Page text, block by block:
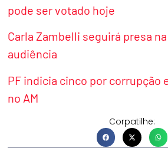
pode ser votado hoje
Carla Zambelli seguirá presa
audiência
PF indicia cinco por corrupção
no AM
Corpatilhe: